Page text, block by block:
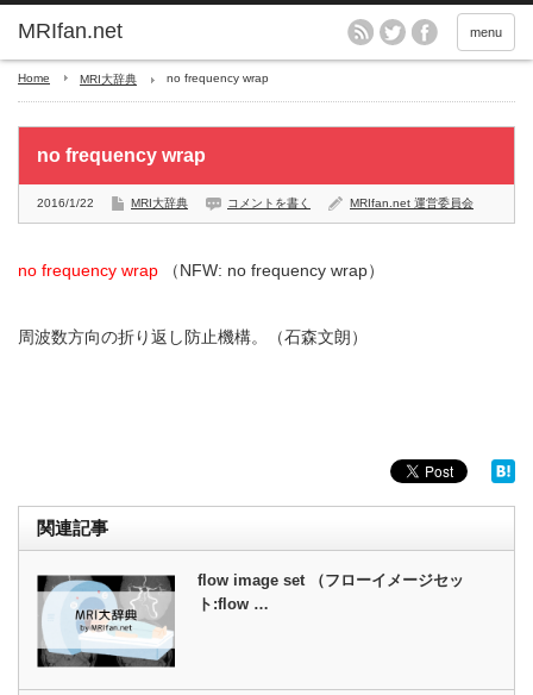
MRIfan.net menu
Home MRI大辞典 no frequency wrap
no frequency wrap
2016/1/22 MRI大辞典 コメントを書く MRIfan.net 運営委員会
no frequency wrap （NFW: no frequency wrap）
周波数方向の折り返し防止機構。（石森文朗）
関連記事
flow image set （フローイメージセッ
ト:flow …